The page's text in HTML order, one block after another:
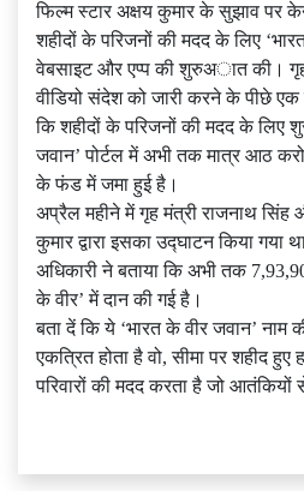
फिल्म स्टार अक्षय कुमार के सुझाव पर
शहीदों के परिजनों की मदद के लिए
वेबसाइट और एप्प की शुरुअात की।
वीडियो संदेश को जारी करने के पीछे
कि शहीदों के परिजनों की मदद के लिए
जवान’ पोर्टल में अभी तक मात्र आठ
के फंड में जमा हुई है।
अप्रैल महीने में गृह मंत्री राजनाथ सिंह
कुमार द्वारा इसका उद्घाटन किया
अधिकारी ने बताया कि अभी तक
के वीर’ में दान की गई है।
बता दें कि ये ‘भारत के वीर जवान’ नाम
एकत्रित होता है वो, सीमा पर शहीद
परिवारों की मदद करता है जो